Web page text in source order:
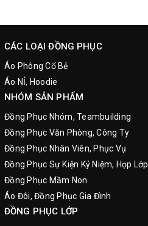
CÁC LOẠI ĐỒNG PHỤC
Áo Phông Cổ Bẻ
Áo NỈ, Hoodie
NHÓM SẢN PHẨM
Đồng Phục Nhóm, Teambuilding
Đồng Phục Văn Phòng, Công Ty
Đồng Phục Nhân Viên, Phục Vụ
Đồng Phục Sự Kiện Kỷ Niệm, Họp Lớp
Đồng Phục Mầm Non
Áo Đôi, Đồng Phục Gia Đình
ĐỒNG PHỤC LỚP